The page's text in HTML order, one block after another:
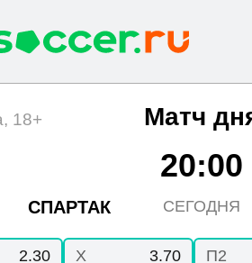
Матч
СПАРТАК
20:00
СЕГОДНЯ
18+
2.30 X 3.70 П2